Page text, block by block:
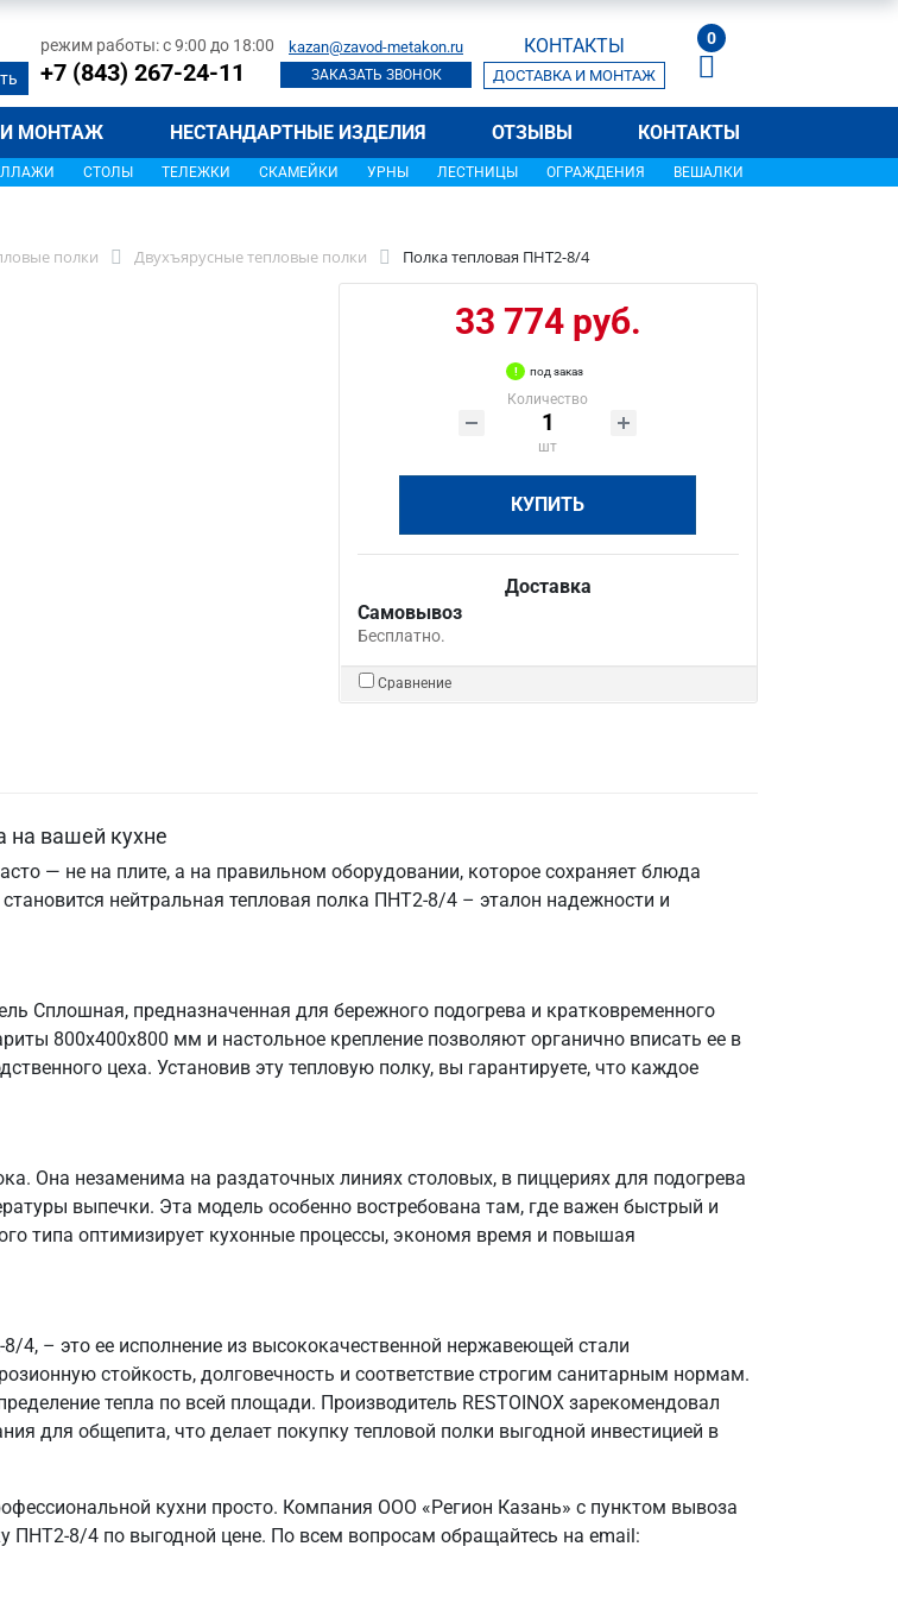
режим работы: с 9:00 до 18:00
+7 (843) 267-24-11
kazan@zavod-metakon.ru
ЗАКАЗАТЬ ЗВОНОК
КОНТАКТЫ
ДОСТАВКА И МОНТАЖ
0
И МОНТАЖ НЕСТАНДАРТНЫЕ ИЗДЕЛИЯ ОТЗЫВЫ КОНТАКТЫ
СТОЛЫ ТЕЛЕЖКИ СКАМЕЙКИ УРНЫ ЛЕСТНИЦЫ ОГРАЖДЕНИЯ ВЕШАЛКИ
полки Двухъярусные тепловые полки Полка тепловая ПНТ2-8/4
33 774 руб.
под заказ
Количество
шт
КУПИТЬ
Доставка
Самовывоз
Бесплатно.
Сравнение
на вашей кухне
— не на плите, а на правильном оборудовании, которое сохраняет блюда
нейтральная тепловая полка ПНТ2-8/4 – эталон надежности и
Сплошная, предназначенная для бережного подогрева и кратковременного
800х400х800 мм и настольное крепление позволяют органично вписать ее в
цеха. Установив эту тепловую полку, вы гарантируете, что каждое
Она незаменима на раздаточных линиях столовых, в пиццериях для подогрева
выпечки. Эта модель особенно востребована там, где важен быстрый и
типа оптимизирует кухонные процессы, экономя время и повышая
4, – это ее исполнение из высококачественной нержавеющей стали
стойкость, долговечность и соответствие строгим санитарным нормам.
тепла по всей площади. Производитель RESTOINOX зарекомендовал
для общепита, что делает покупку тепловой полки выгодной инвестицией в
кухни просто. Компания ООО «Регион Казань» с пунктом вывоза
ПНТ2-8/4 по выгодной цене. По всем вопросам обращайтесь на email: